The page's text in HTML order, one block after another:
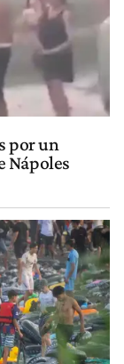
por un
Nápoles